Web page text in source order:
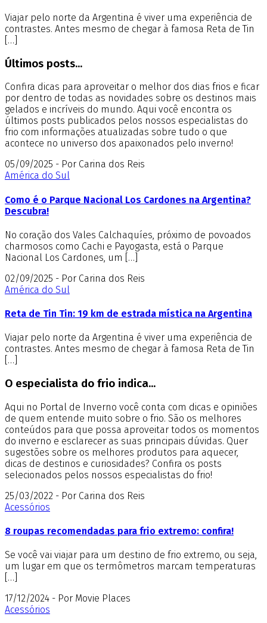
Viajar pelo norte da Argentina é viver uma experiência de
contrastes. Antes mesmo de chegar à famosa Reta de Tin
[…]
Últimos posts...
Confira dicas para aproveitar o melhor dos dias frios e ficar
por dentro de todas as novidades sobre os destinos mais
gelados e incríveis do mundo. Aqui você encontra os
últimos posts publicados pelos nossos especialistas do
frio com informações atualizadas sobre tudo o que
acontece no universo dos apaixonados pelo inverno!
05/09/2025 - Por Carina dos Reis
América do Sul
Como é o Parque Nacional Los Cardones na Argentina?
Descubra!
No coração dos Vales Calchaquíes, próximo de povoados
charmosos como Cachi e Payogasta, está o Parque
Nacional Los Cardones, um […]
02/09/2025 - Por Carina dos Reis
América do Sul
Reta de Tin Tin: 19 km de estrada mística na Argentina
Viajar pelo norte da Argentina é viver uma experiência de
contrastes. Antes mesmo de chegar à famosa Reta de Tin
[…]
O especialista do frio indica...
Aqui no Portal de Inverno você conta com dicas e opiniões
de quem entende muito sobre o frio. São os melhores
conteúdos para que possa aproveitar todos os momentos
do inverno e esclarecer as suas principais dúvidas. Quer
sugestões sobre os melhores produtos para aquecer,
dicas de destinos e curiosidades? Confira os posts
selecionados pelos nossos especialistas do frio!
25/03/2022 - Por Carina dos Reis
Acessórios
8 roupas recomendadas para frio extremo: confira!
Se você vai viajar para um destino de frio extremo, ou seja,
um lugar em que os termômetros marcam temperaturas
[…]
17/12/2024 - Por Movie Places
Acessórios